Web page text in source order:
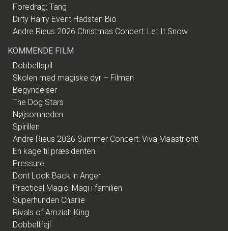
Foredrag: Tang
Dirty Harry Event Hadsten Bio
Andre Rieus 2026 Christmas Concert: Let It Snow
KOMMENDE FILM
Dobbeltspil
Skolen med magiske dyr – Filmen
Begyndelser
The Dog Stars
Nøjsomheden
Spirillen
Andre Rieus 2026 Summer Concert: Viva Maastricht!
En kage til præsidenten
Pressure
Dont Look Back in Anger
Practical Magic: Magi i familien
Superhunden Charlie
Rivals of Amziah King
Dobbeltfejl